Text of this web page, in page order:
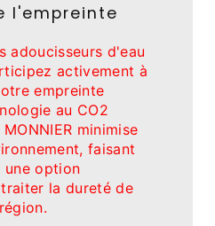
l'empreinte
adoucisseurs d'eau
activement à
empreinte
au CO2
minimise
faisant
option
la dureté de